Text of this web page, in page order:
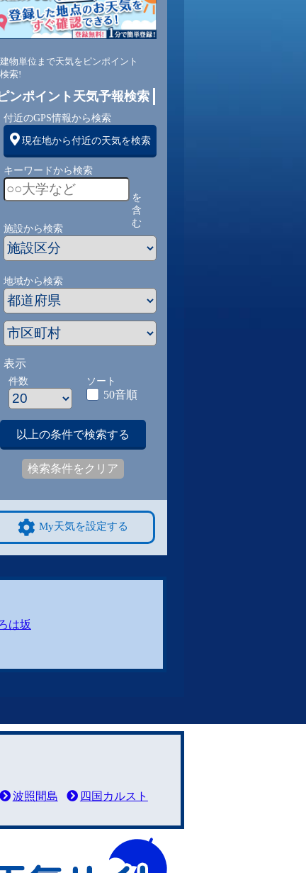
2 2 1 1
建物単位まで天気をピンポイント
検索!
ンポイント天気予報検索
付近のGPS情報から検索
現在地から付近の天気を検索
キーワードから検索
を
含
む
施設から検索
地域から検索
表示
件数 ソート
50音順
以上の条件で検索する
検索条件をクリア
My天気を設定する
は坂
波照間島 四国カルスト